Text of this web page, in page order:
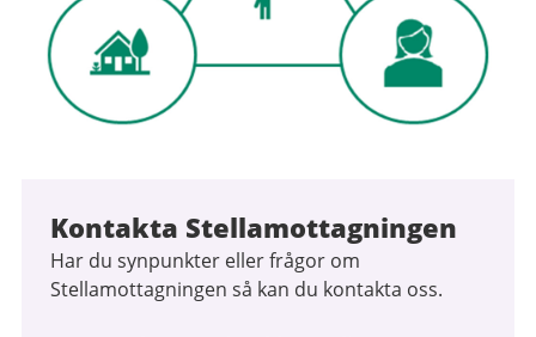
Kontakta Stellamottagningen
Har du synpunkter eller frågor om
Stellamottagningen så kan du kontakta oss.